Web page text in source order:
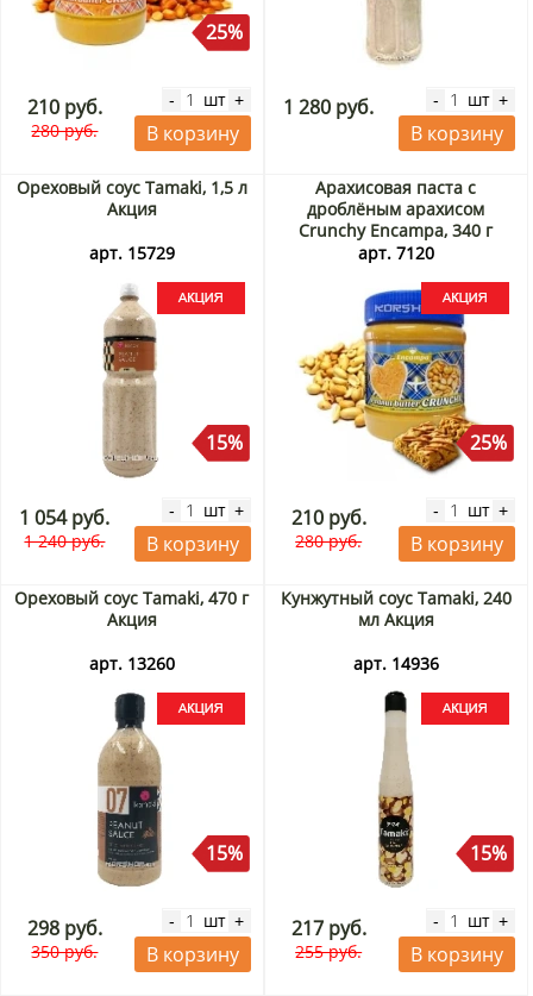
25%
210 руб.
280 руб.
- шт +
В корзину
1 280 руб. - шт +
В корзину
Ореховый соус Tamaki, 1,5 л
Акция
арт. 15729
15%
1 054 руб.
1 240 руб.
- шт +
В корзину
Арахисовая паста с
дроблёным арахисом
Crunchy Encampa, 340 г
Акция
арт. 7120
25%
210 руб.
280 руб.
- шт +
В корзину
Ореховый соус Tamaki, 470 г
Акция
арт. 13260
15%
298 руб.
350 руб.
- шт +
В корзину
Кунжутный соус Tamaki, 240
мл Акция
арт. 14936
15%
217 руб.
255 руб.
- шт +
В корзину